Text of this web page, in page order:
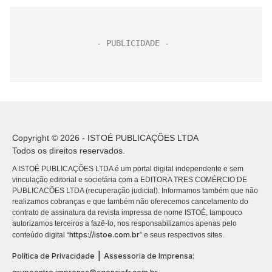
Copyright © 2026 - ISTOÉ PUBLICAÇÕES LTDA
Todos os direitos reservados.
A ISTOÉ PUBLICAÇÕES LTDA é um portal digital independente e sem
vinculação editorial e societária com a EDITORA TRES COMÉRCIO DE
PUBLICACÕES LTDA (recuperação judicial). Informamos também que não
realizamos cobranças e que também não oferecemos cancelamento do
contrato de assinatura da revista impressa de nome ISTOÉ, tampouco
autorizamos terceiros a fazê-lo, nos responsabilizamos apenas pelo
conteúdo digital “https://istoe.com.br” e seus respectivos sites.
Política de Privacidade
Assessoria de Imprensa: